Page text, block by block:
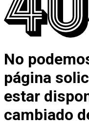
No
página
estar
cambiado